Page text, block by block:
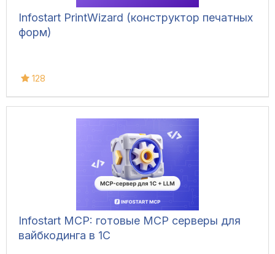
Infostart PrintWizard (конструктор печатных
форм)
128
Infostart MCP: готовые MCP серверы для
вайбкодинга в 1С